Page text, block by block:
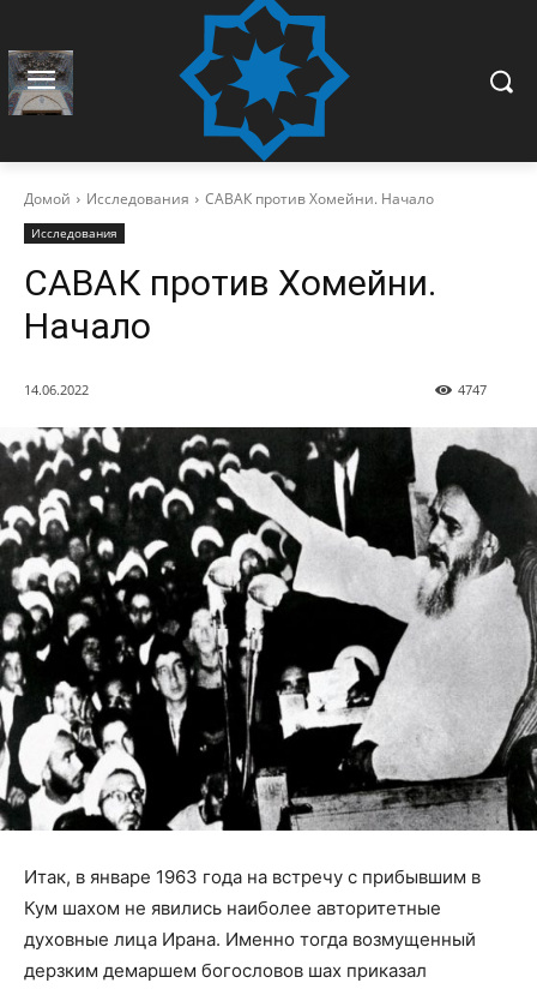
Домой Исследования САВАК против Хомейни. Начало
Исследования
САВАК против Хомейни.
Начало
14.06.2022 4747
Итак, в январе 1963 года на встречу с прибывшим в
Кум шахом не явились наиболее авторитетные
духовные лица Ирана. Именно тогда возмущенный
дерзким демаршем богословов шах приказал